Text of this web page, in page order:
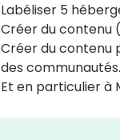
Labéliser 5
Créer du contenu
Créer du contenu
des communautés.
Et en particulier à